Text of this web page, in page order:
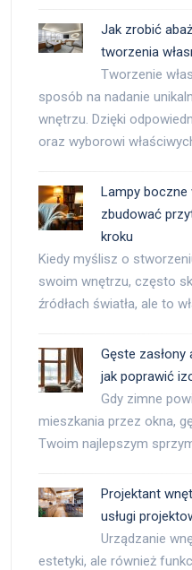
Jak zrobić
tworzenia
Tworzenie
sposób na nadanie
wnętrzu. Dzięki
oraz wyborowi
Lampy boczne
zbudować
kroku
Kiedy myślisz o
swoim wnętrzu, często
źródłach światła, ale to
Gęste zasłony
jak poprawić
Gdy zimne
mieszkania przez okna,
Twoim najlepszym
Projektant
usługi
Urządzanie
estetyki, ale również